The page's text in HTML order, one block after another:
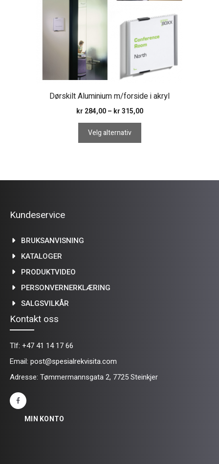
Dørskilt Aluminium m/forside i akryl
kr 284,00 – kr 315,00Prisområde:
Velg alternativ
Kundeservice
BRUKSANVISNING
KATALOGER
PRODUKTVIDEO
PERSONVERNERKLÆRING
SALGSVILKÅR
Kontakt oss
Tlf: +47 41 14 17 66
Email: post@spesialrekvisita.com
Adresse: Tømmermannsgata 2, 7725 Steinkjer
MIN KONTO